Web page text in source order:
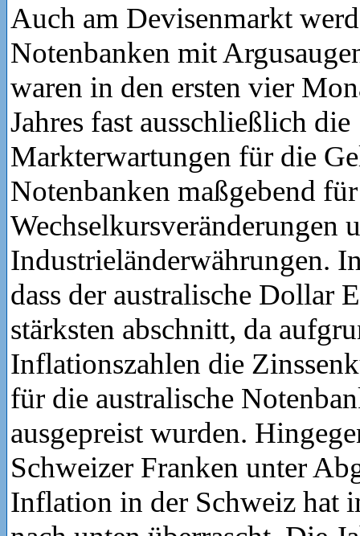
Auch am Devisenmarkt
Notenbanken mit
waren in den ersten vier
Jahres fast ausschließlich die
Markterwartungen für die
Notenbanken maßgebend
Wechselkursveränderungen
Industrieländerwährungen.
dass der australische Dollar
stärksten abschnitt, da
Inflationszahlen die
für die australische
ausgepreist wurden.
Schweizer Franken unter
Inflation in der Schweiz hat